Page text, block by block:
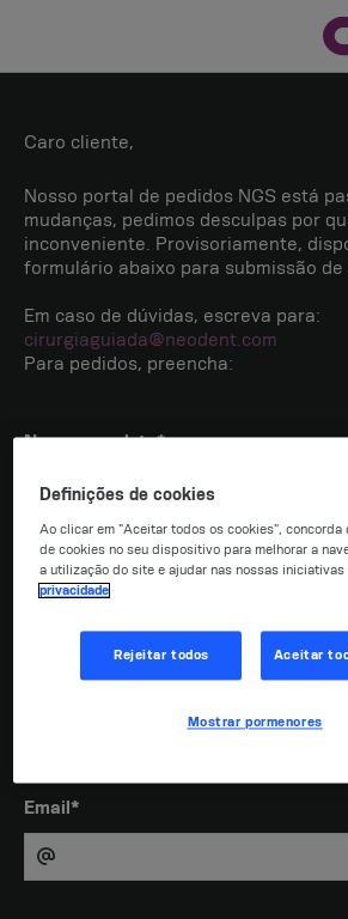
Caro cliente,
Nosso portal de pedidos NGS está
mudanças, pedimos desculpas por
inconveniente. Provisoriamente,
formulário abaixo para submissão de
Em caso de dúvidas, escreva para:
cirurgiaguiada@neodent.com
Para pedidos, preencha:
Nome completo*
CPF ou CNPJ*
Telefone para contato *
Email*
Definições de cookies
Ao clicar em "Aceitar todos os cookies", concorda
de cookies no seu dispositivo para melhorar a
a utilização do site e ajudar nas nossas iniciativas
privacidade
Rejeitar todos Aceitar
Mostrar pormenores